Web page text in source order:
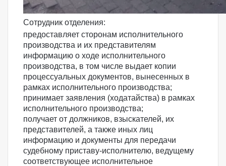
Сотрудник отделения:
предоставляет сторонам исполнительного
производства и их представителям
информацию о ходе исполнительного
производства, в том числе выдает копии
процессуальных документов, вынесенных в
рамках исполнительного производства;
принимает заявления (ходатайства) в рамках
исполнительного производства;
получает от должников, взыскателей, их
представителей, а также иных лиц
информацию и документы для передачи
судебному приставу-исполнителю, ведущему
соответствующее исполнительное